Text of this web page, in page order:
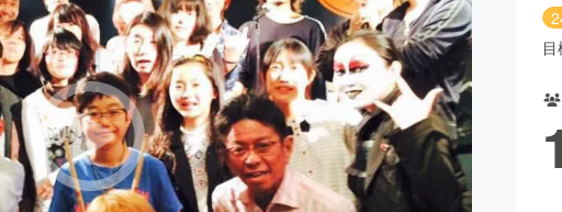
書籍・雑誌出版 アニメ・漫画
チャレンジ ビューティー・